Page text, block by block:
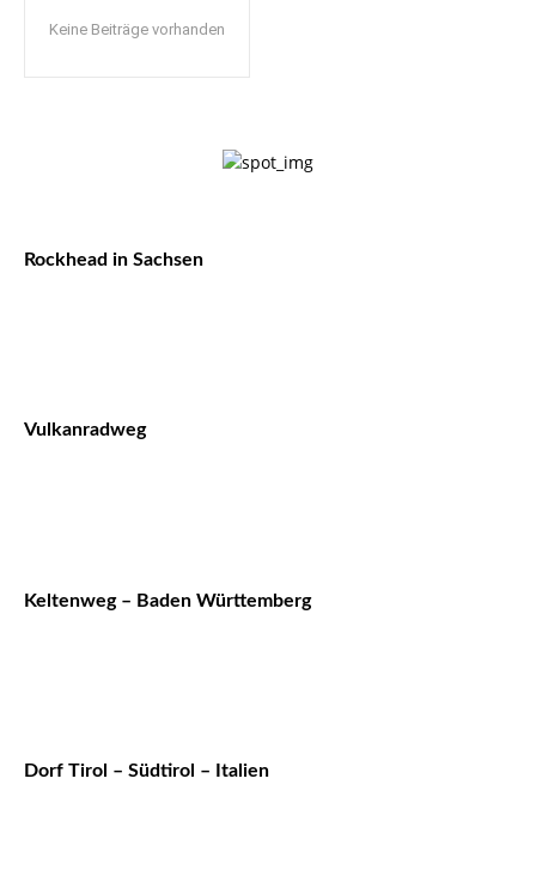
Keine Beiträge vorhanden
Rockhead in Sachsen
Vulkanradweg
Keltenweg – Baden Württemberg
Dorf Tirol – Südtirol – Italien